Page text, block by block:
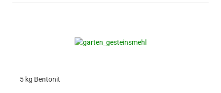
5 kg Bentonit